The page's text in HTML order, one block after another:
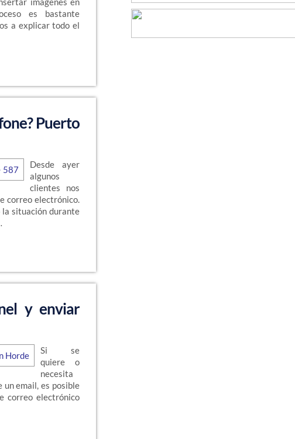
es bastante
a explicar todo el
Puerto
Desde ayer
algunos
clientes nos
correo electrónico.
la situación durante
y enviar
Si se
quiere o
necesita
email, es posible
correo electrónico